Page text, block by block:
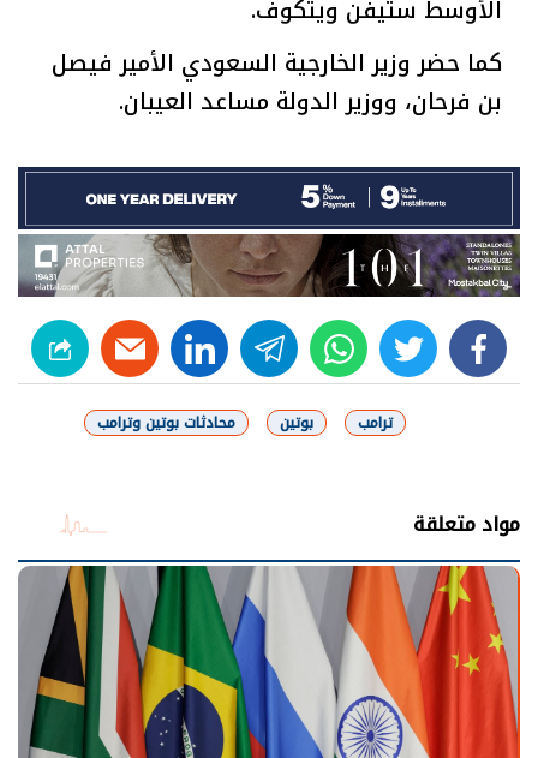
الأوسط ستيفن ويتكوف.
كما حضر وزير الخارجية السعودي الأمير فيصل
بن فرحان، ووزير الدولة مساعد العيبان.
facebook
twitter
whats
telegram
linkedin
ترامب بوتين محادثات بوتين وترامب
مواد متعلقة